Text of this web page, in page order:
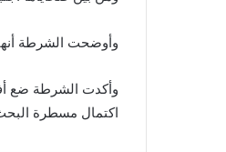
وأوضحت الشرطة
وأكدت الشرطة ضع
اكتمال مسطرة